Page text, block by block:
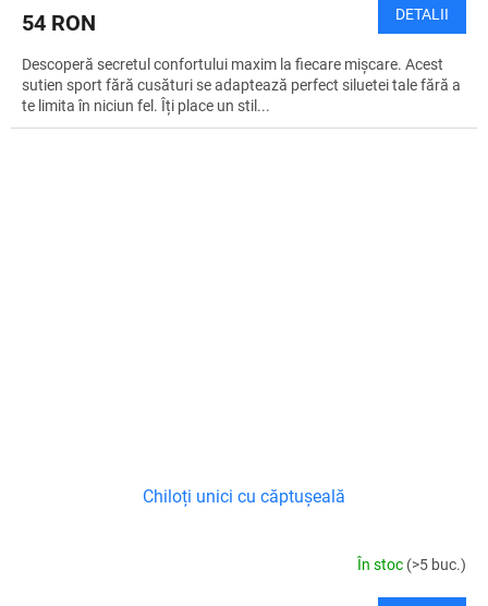
54 RON DETALII
Descoperă secretul confortului maxim la fiecare mișcare. Acest
sutien sport fără cusături se adaptează perfect siluetei tale fără a
te limita în niciun fel. Îți place un stil...
Chiloți unici cu căptușeală
În stoc (>5 buc.)